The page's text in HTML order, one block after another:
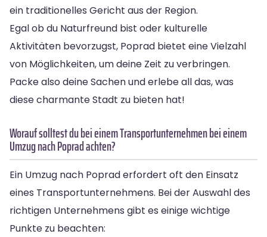
ein traditionelles Gericht aus der Region.
Egal ob du Naturfreund bist oder kulturelle
Aktivitäten bevorzugst, Poprad bietet eine Vielzahl
von Möglichkeiten, um deine Zeit zu verbringen.
Packe also deine Sachen und erlebe all das, was
diese charmante Stadt zu bieten hat!
Worauf solltest du bei einem Transportunternehmen bei einem
Umzug nach Poprad achten?
Ein Umzug nach Poprad erfordert oft den Einsatz
eines Transportunternehmens. Bei der Auswahl des
richtigen Unternehmens gibt es einige wichtige
Punkte zu beachten: